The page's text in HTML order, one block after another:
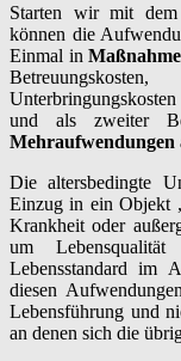
Starten wir mit dem
können die
Einmal in
und als zweiter
Die altersbedingte
Einzug in ein Objekt
Krankheit oder
um
Lebensstandard im
diesen
Lebensführung und
an denen sich die